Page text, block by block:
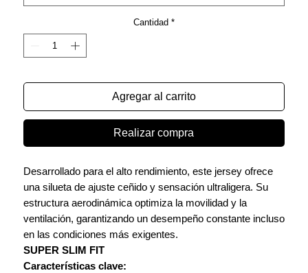
Cantidad *
Agregar al carrito
Realizar compra
Desarrollado para el alto rendimiento, este jersey ofrece
una silueta de ajuste ceñido y sensación ultraligera. Su
estructura aerodinámica optimiza la movilidad y la
ventilación, garantizando un desempeño constante incluso
en las condiciones más exigentes.
SUPER SLIM FIT
Características clave: